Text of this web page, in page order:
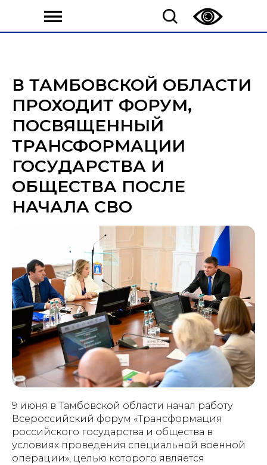
В ТАМБОВСКОЙ ОБЛАСТИ
ПРОХОДИТ ФОРУМ,
ПОСВЯЩЕННЫЙ
ТРАНСФОРМАЦИИ
ГОСУДАРСТВА И
ОБЩЕСТВА ПОСЛЕ
НАЧАЛА СВО
9 июня в Тамбовской области начал работу
Всероссийский форум «Трансформация
российского государства и общества в
условиях проведения специальной военной
операции», целью которого является